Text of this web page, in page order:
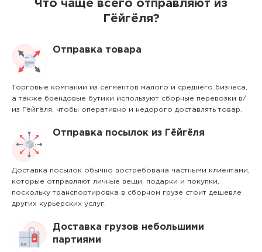
Что чаще всего отправляют из
Гёйгёля?
Отправка товара
Торговые компании из сегментов малого и среднего бизнеса,
а также брендовые бутики используют сборные перевозки в/
из Гёйгёля, чтобы оперативно и недорого доставлять товар.
Отправка посылок из Гёйгёля
Доставка посылок обычно востребована частными клиентами,
которые отправляют личные вещи, подарки и покупки,
поскольку транспортировка в сборном грузе стоит дешевле
других курьерских услуг.
Доставка грузов небольшими
партиями